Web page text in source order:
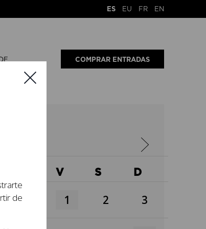
ES EU FR EN
COMPRAR ENTRADAS
V S D
1 2 3
de